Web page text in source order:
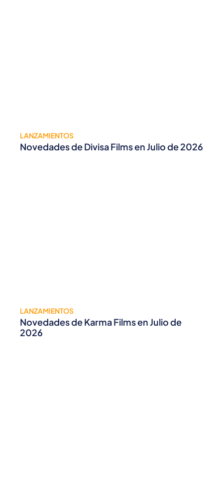
LANZAMIENTOS
Novedades de Divisa Films en Julio de 2026
LANZAMIENTOS
Novedades de Karma Films en Julio de
2026